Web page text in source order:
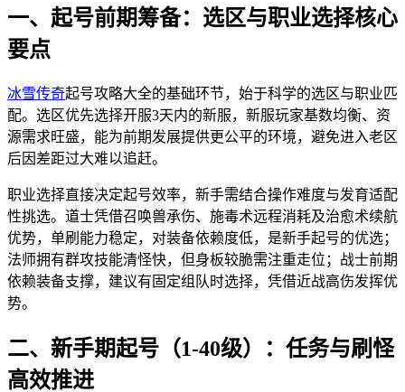
一、起号前期筹备：选区与职业选择核心
要点
冰雪传奇起号攻略大全的基础环节，始于科学的选区与职业匹
配。选区优先选择开服3天内的新服，新服玩家基数均衡、资
源需求旺盛，能为前期发展提供更公平的环境，避免进入老区
后因差距过大难以追赶。
职业选择直接决定起号效率，新手需结合操作难度与发育适配
性挑选。道士凭借召唤兽承伤、施毒术远程消耗及治愈术续航
优势，单刷能力稳定，对装备依赖度低，是新手起号的优选；
法师拥有群攻技能清怪快，但身板较脆需注重走位；战士前期
依赖装备支撑，建议有固定组队时选择，凭借近战高伤发挥优
势。
二、新手期起号（1-40级）：任务与刷怪
高效推进